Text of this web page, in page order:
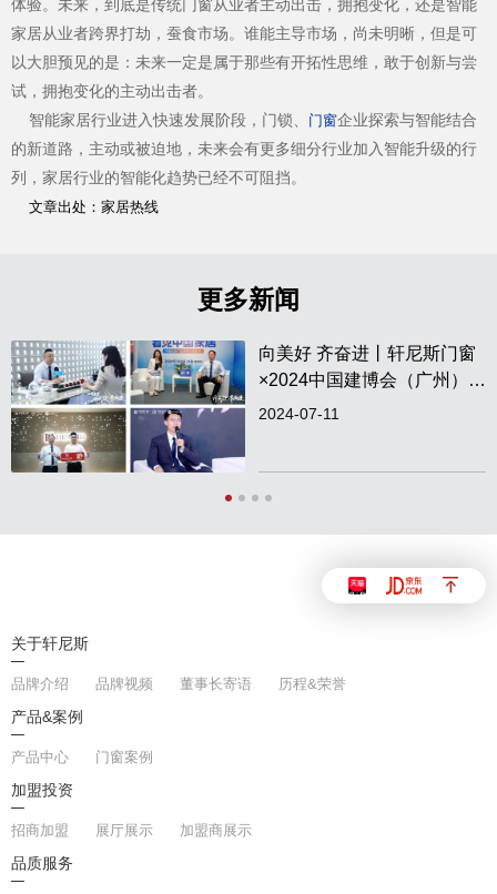
体验。未来，到底是传统门窗从业者主动出击，拥抱变化，还是智能
家居从业者跨界打劫，蚕食市场。谁能主导市场，尚未明晰，但是可
以大胆预见的是：未来一定是属于那些有开拓性思维，敢于创新与尝
试，拥抱变化的主动出击者。
智能家居行业进入快速发展阶段，门锁、
门窗企业探索与智能结合
的新道路，主动或被迫地，未来会有更多细分行业加入智能升级的行
列，家居行业的智能化趋势已经不可阻挡。
文章出处：家居热线
更多新闻
向美好 齐奋进丨轩尼斯门窗
×2024中国建博会（广州）圆
满收官！
2024-07-11
关于轩尼斯
品牌介绍 品牌视频 董事长寄语
历程&荣誉
产品&案例
产品中心
门窗案例
加盟投资
招商加盟 展厅展示
加盟商展示
品质服务